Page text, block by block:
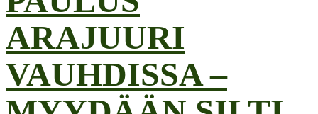
ARAJUURI
VAUHDISSA –